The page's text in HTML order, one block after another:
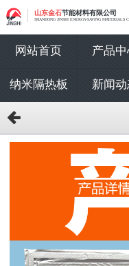
山东金石节能材料有限公司
SHANDONG JINSHI ENERGY-SAVING MATERIALS
网站首页 产品
纳米隔热板 新闻